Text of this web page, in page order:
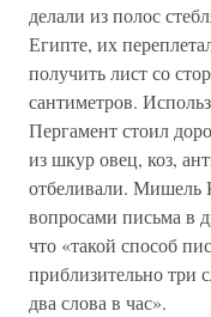
делали из полос
Египте, их
получить лист со
сантиметров.
Пергамент стоил
из шкур овец, коз,
отбеливали. Мишель
вопросами письма в
что «такой способ
приблизительно три
два слова в час».